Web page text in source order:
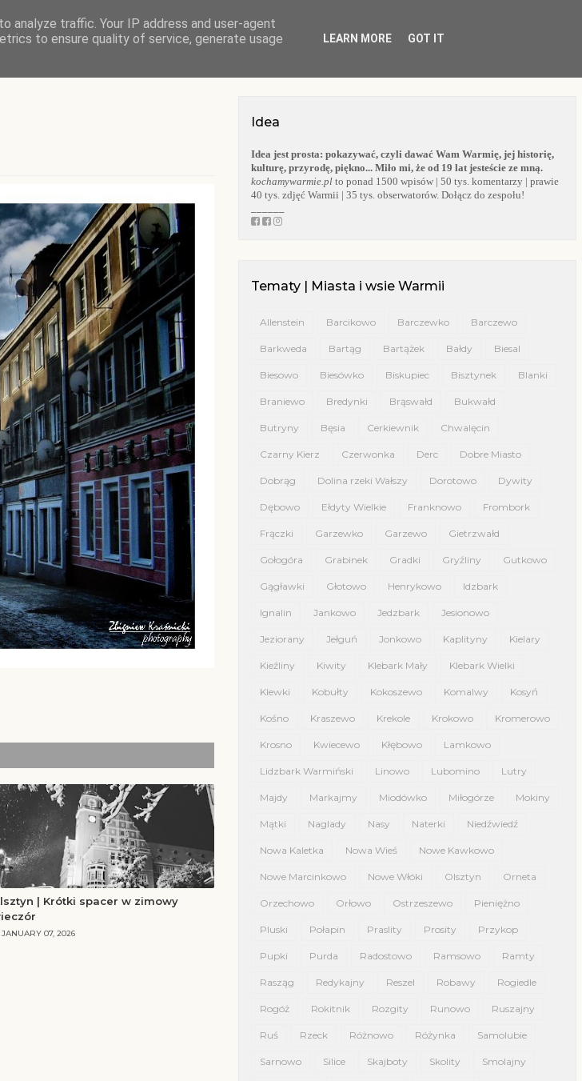
O BLOGU WARMIA KOŚCIOŁY WARMII
| Krótki spacer w zimowy
JANUARY 07, 2026
Idea
Idea jest prosta: pokazywać, czyli dawać Wam Warmię, jej historię,
kulturę, przyrodę, piękno... Miło mi, że od 19 lat jesteście ze mną.
kochamywarmie.plto ponad 1500 wpisów | 50 tys. komentarzy | prawie
40 tys. zdjęć Warmii | 35 tys. obserwatorów. Dołącz do zespołu!
Tematy | Miasta i wsie Warmii
Allenstein Barcikowo Barczewko Barczewo
Barkweda Bartąg Bartążek Bałdy Biesal
Biesowo Biesówko Biskupiec Bisztynek Blanki
Braniewo Bredynki Brąswałd Bukwałd
Butryny Bęsia Cerkiewnik Chwalęcin
Czarny Kierz Czerwonka Derc Dobre Miasto
Dobrąg Dolina rzeki Wałszy Dorotowo Dywity
Dębowo Ełdyty Wielkie Franknowo Frombork
Frączki Garzewko Garzewo Gietrzwałd
Gołogóra Grabinek Gradki Gryźliny Gutkowo
Gągławki Głotowo Henrykowo Idzbark
Ignalin Jankowo Jedzbark Jesionowo
Jeziorany Jełguń Jonkowo Kaplityny Kielary
Kieźliny Kiwity Klebark Mały Klebark Wielki
Klewki Kobułty Kokoszewo Komalwy Kosyń
Kośno Kraszewo Krekole Krokowo Kromerowo
Krosno Kwiecewo Kłębowo Lamkowo
Lidzbark Warmiński Linowo Lubomino Lutry
Majdy Markajmy Miodówko Miłogórze Mokiny
Mątki Naglady Nasy Naterki Niedźwiedź
Nowa Kaletka Nowa Wieś Nowe Kawkowo
Nowe Marcinkowo Nowe Włóki Olsztyn Orneta
Orzechowo Orłowo Ostrzeszewo Pieniężno
Pluski Połapin Praslity Prosity Przykop
Pupki Purda Radostowo Ramsowo Ramty
Rasząg Redykajny Reszel Robawy Rogiedle
Rogóż Rokitnik Rozgity Runowo Ruszajny
Ruś Rzeck Różnowo Różynka Samolubie
Sarnowo Silice Skajboty Skolity Smolajny
analyze traffic. Your IP address and user-agent
to ensure quality of service, generate usage
LEARN MORE GOT IT